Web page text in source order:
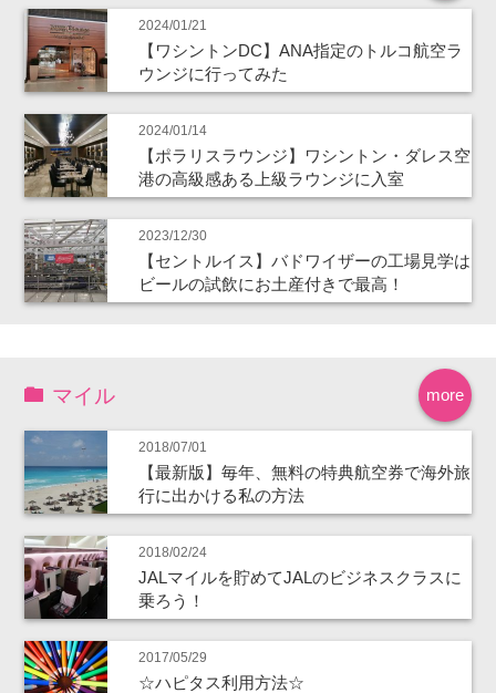
2024/01/21
【ワシントンDC】ANA指定のトルコ航空ラ
ウンジに行ってみた
2024/01/14
【ポラリスラウンジ】ワシントン・ダレス空
港の高級感ある上級ラウンジに入室
2023/12/30
【セントルイス】バドワイザーの工場見学は
ビールの試飲にお土産付きで最高！
more
マイル
2018/07/01
【最新版】毎年、無料の特典航空券で海外旅
行に出かける私の方法
2018/02/24
JALマイルを貯めてJALのビジネスクラスに
乗ろう！
2017/05/29
☆ハピタス利用方法☆